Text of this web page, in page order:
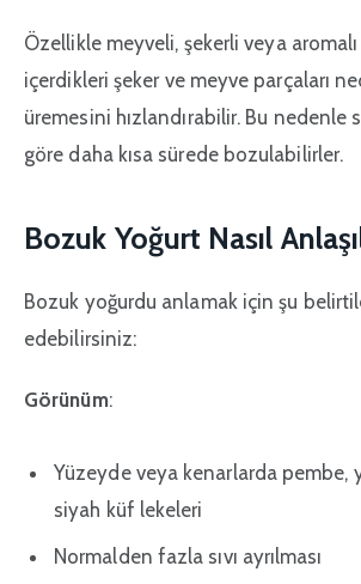
Özellikle meyveli, şekerli veya
içerdikleri şeker ve meyve parçaları
üremesini hızlandırabilir. Bu nedenle
göre daha kısa sürede bozulabilirler.
Bozuk Yoğurt Nasıl
Bozuk yoğurdu anlamak için şu
edebilirsiniz:
Görünüm:
Yüzeyde veya kenarlarda pembe,
siyah küf lekeleri
Normalden fazla sıvı ayrılması